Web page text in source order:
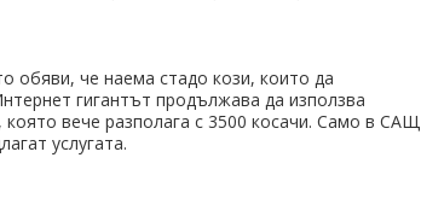
обяви, че наема стадо кози, които да
гигантът продължава да използва
която вече разполага с 3500 косачи. Само в САЩ
услугата.